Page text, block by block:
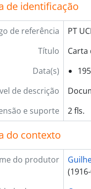
de identificação
de referência
PT
Título
Carta
Data(s)
de descrição
e suporte
2 fls.
do contexto
do produtor